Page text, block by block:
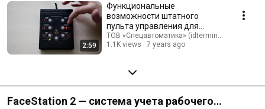
2:59
Функциональные
возможности штатного
пульта управления для
турникетов TiSO
ТОВ «Спецавтоматика» (idterminal.com)
1.1K views
7 years ago
FaceStation 2 — система учета рабочего